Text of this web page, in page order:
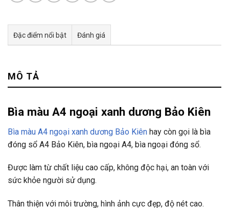
Đặc điểm nổi bật Đánh giá
MÔ TẢ
Bìa màu A4 ngoại xanh dương Bảo Kiên
Bìa màu A4 ngoại xanh dương Bảo Kiên hay còn gọi là bìa
đóng sổ A4 Bảo Kiên, bìa ngoại A4, bìa ngoại đóng sổ.
Được làm từ chất liệu cao cấp, không độc hại, an toàn với
sức khỏe người sử dụng.
Thân thiện với môi trường, hình ảnh cực đẹp, độ nét cao.